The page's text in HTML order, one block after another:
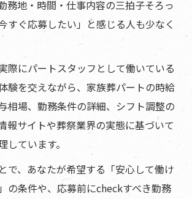
務地・時間・仕事内容の三拍子そろっ
すぐ応募したい」と感じる人も少なく
際にパートスタッフとして働いている
験を交えながら、家族葬パートの時給
相場、勤務条件の詳細、シフト調整の
報サイトや葬祭業界の実態に基づいて
しています。
で、あなたが希望する「安心して働け
の条件や、応募前にcheckすべき勤務